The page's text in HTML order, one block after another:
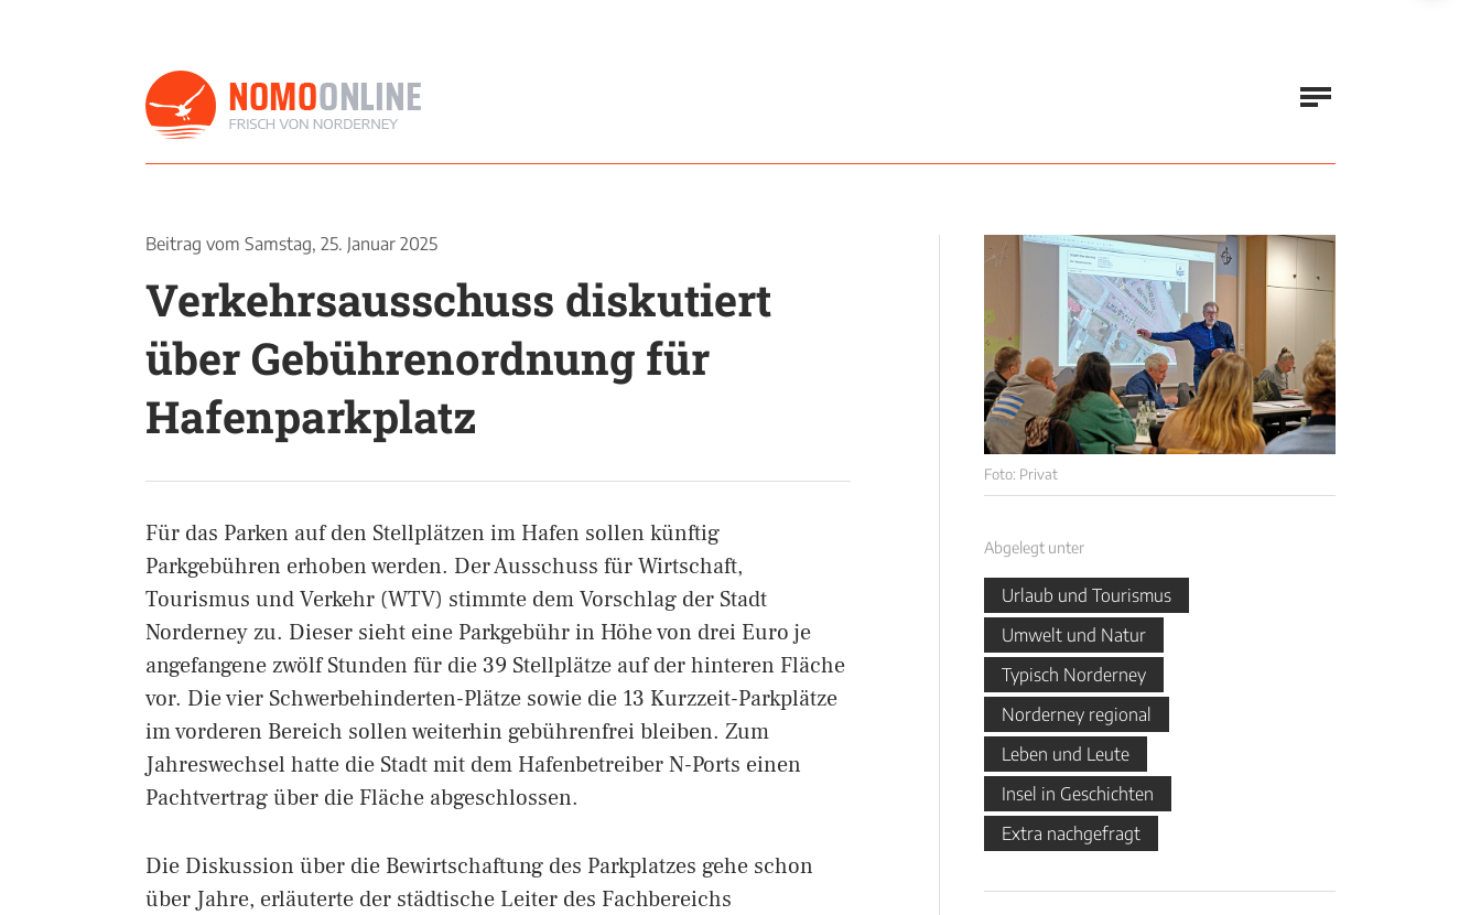
Foto: Privat
Beitrag vom Samstag, 25. Januar 2025
Verkehrsausschuss diskutiert
über Gebührenordnung für
Hafenparkplatz
Für das Parken auf den Stellplätzen im Hafen sollen künftig
Parkgebühren erhoben werden. Der Ausschuss für Wirtschaft,
Tourismus und Verkehr (WTV) stimmte dem Vorschlag der Stadt
Norderney zu. Dieser sieht eine Parkgebühr in Höhe von drei Euro je
angefangene zwölf Stunden für die 39 Stellplätze auf der hinteren Fläche
vor. Die vier Schwerbehinderten-Plätze sowie die 13 Kurzzeit-Parkplätze
im vorderen Bereich sollen weiterhin gebührenfrei bleiben. Zum
Jahreswechsel hatte die Stadt mit dem Hafenbetreiber N-Ports einen
Pachtvertrag über die Fläche abgeschlossen.
Die Diskussion über die Bewirtschaftung des Parkplatzes gehe schon
über Jahre, erläuterte der städtische Leiter des Fachbereichs
Abgelegt unter
Urlaub und Tourismus
Umwelt und Natur
Typisch Norderney
Norderney regional
Leben und Leute
Insel in Geschichten
Extra nachgefragt